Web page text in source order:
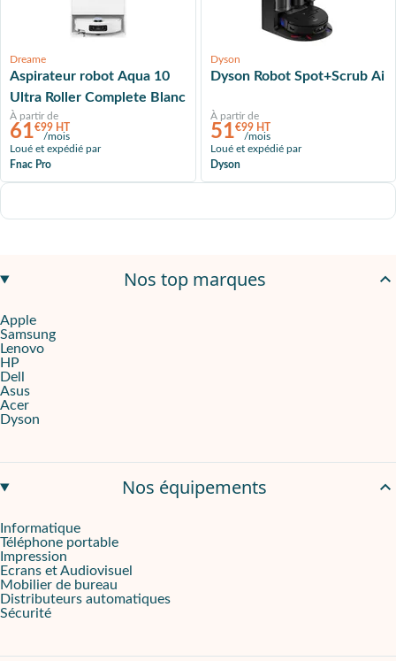
Dreame
Aspirateur robot Aqua 10
Ultra Roller Complete Blanc
À partir de
61€99 HT
/mois
Loué et expédié par
Fnac Pro
Dyson
Dyson Robot Spot+Scrub Ai
À partir de
51€99 HT
/mois
Loué et expédié par
Dyson
Nos top marques
Apple
Samsung
Lenovo
HP
Dell
Asus
Acer
Dyson
Nos équipements
Informatique
Téléphone portable
Impression
Ecrans et Audiovisuel
Mobilier de bureau
Distributeurs automatiques
Sécurité